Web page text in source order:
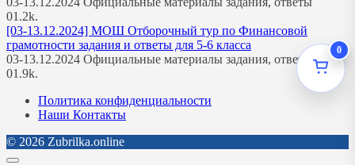
01.2k.
[03-13.12.2024] МОШ Отборочный тур по Финансовой
грамотности задания и ответы для 5-6 класса
03-13.12.2024 Официальные материалы задания, ответы
01.9k.
Политика конфиденциальности
Наши Контакты
© 2026 Zubrilka.online
0